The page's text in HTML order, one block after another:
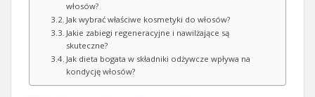
włosów?
Jak wybrać właściwe kosmetyki do włosów?
Jakie zabiegi regeneracyjne i nawilżające są
skuteczne?
Jak dieta bogata w składniki odżywcze wpływa na
kondycję włosów?